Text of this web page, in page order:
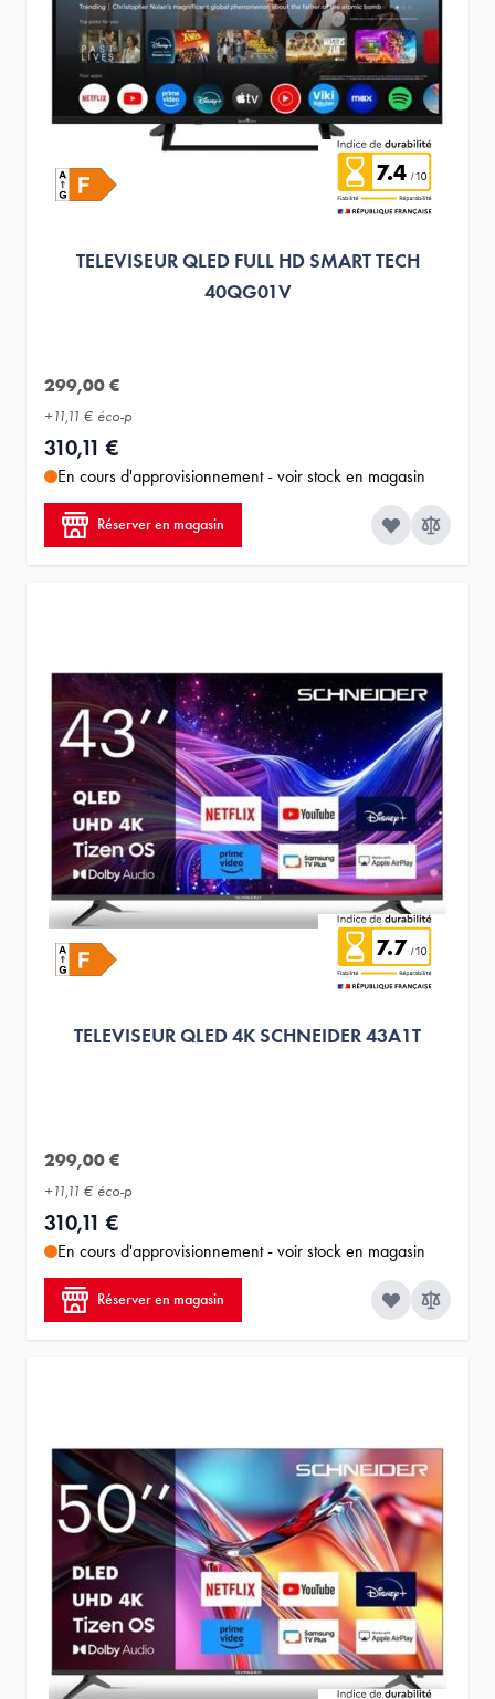
7.4
TELEVISEUR QLED FULL HD SMART TECH
40QG01V
299,00 €
+11,11 € éco-p
310,11 €
En cours d'approvisionnement - voir stock en magasin
Réserver en magasin
7.7
TELEVISEUR QLED 4K SCHNEIDER 43A1T
299,00 €
+11,11 € éco-p
310,11 €
En cours d'approvisionnement - voir stock en magasin
Réserver en magasin